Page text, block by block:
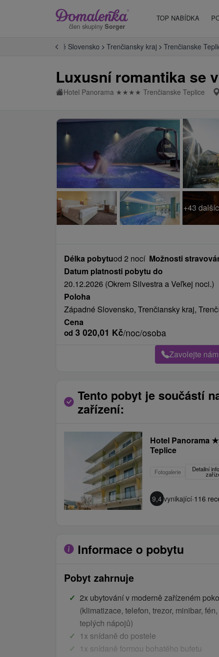
člen skupiny Sorger
TOP NABÍDKA
Západné Slovensko Trenčiansky kraj Trenčianske
Luxusní romantika se
Hotel Panorama ★ ★ ★ ★ Trenčianske Teplice
+43
Délka pobytuod 2 nocí Možnosti
Datum platnosti pobytu do
20.12.2026 (Okrem Silvestra a Veľkej noci.)
Poloha
Západné Slovensko, Trenčiansky kraj,
Cena
od 3 020,01 Kč/noc/osoba
Zavolejte
Tento pobyt je součástí
zařízení:
Hotel Panorama ★
Teplice
Fotogalerie Detailní
9,4 vynikající·116
Informace o pobytu
Pobyt zahrnuje
2x ubytování v moderně zařízeném
(klimatizace, telefon, trezor, minibar,
teplých nápojů)
1x snídaně do postele
1x snídaně formou bohatého bufetu